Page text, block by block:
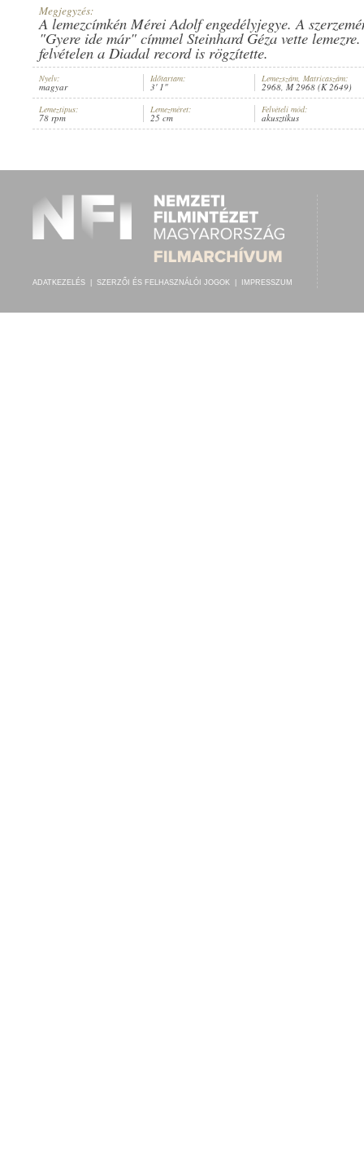
ELŐADÓ: ISMERETLEN ZENEKAR
Megjegyzés:
A lemezcímkén Mérei Adolf engedélyjegye. A
"Gyere ide már" címmel Steinhard Géza vette
felvételen a Diadal record is rögzítette.
Nyelv:
magyar
Időtartam:
3' 1"
Lemezszám, Matricaszám:
2968, M 2968 (K 2649)
Lemeztípus:
78 rpm
Lemezméret:
25 cm
Felvételi mód:
akusztikus
ADATKEZELÉS SZERZŐI ÉS FELHASZNÁLÓI JOGOK IMPRESSZUM